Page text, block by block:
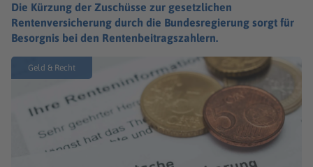
Die Kürzung der Zuschüsse zur gesetzlichen
Rentenversicherung durch die Bundesregierung sorgt für
Besorgnis bei den Rentenbeitragszahlern.
Geld & Recht